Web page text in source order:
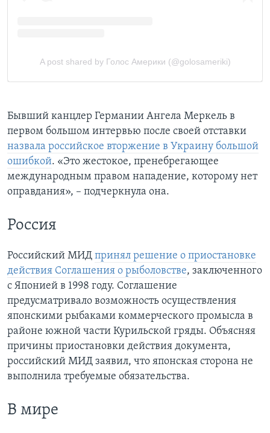
Бывший канцлер Германии Ангела Меркель в
первом большом интервью после своей отставки
назвала российское вторжение в Украину большой
ошибкой. «Это жестокое, пренебрегающее
международным правом нападение, которому нет
оправдания», – подчеркнула она.
Россия
Российский МИД принял решение о приостановке
действия Соглашения о рыболовстве, заключенного
с Японией в 1998 году. Соглашение
предусматривало возможность осуществления
японскими рыбаками коммерческого промысла в
районе южной части Курильской гряды. Объясняя
причины приостановки действия документа,
российский МИД заявил, что японская сторона не
выполнила требуемые обязательства.
В мире